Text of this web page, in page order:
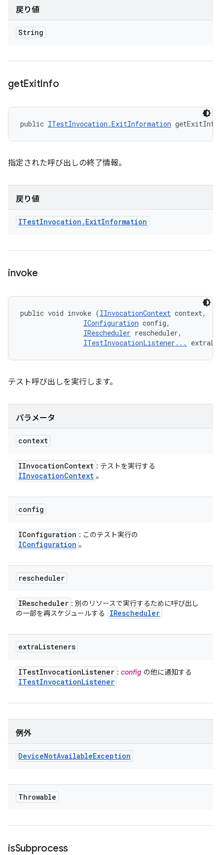
戻り値
String
getExitInfo
public ITestInvocation.ExitInformation
指定された呼び出しの終了情報。
戻り値
ITestInvocation . ExitInformation
invoke
public void invoke (IInvocationContext context,
IConfiguration config,
IRescheduler rescheduler,
ITestInvocationListener...
テスト呼び出しを実行します。
パラメータ
context
IInvocationContext : テストを実行する
IInvocationContext 。
config
IConfiguration : このテスト実行の
IConfiguration 。
rescheduler
IRescheduler : 別のリソースで実行するために呼び出し
の一部を再スケジュールする
IRescheduler
extraListeners
ITestInvocationListener : config の他に通知する
ITestInvocationListener
例外
DeviceNotAvailableException
Throwable
isSubprocess